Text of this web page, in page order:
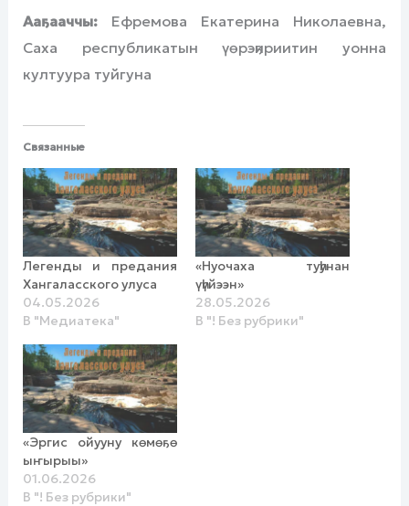
Ааҕааччы:Ефремова Екатерина Николаевна,
Cаха республикатын үөрэҕириитин уонна
култуура туйгуна
Связанные
Легенды и предания
Хангаласского улуса
04.05.2026
В "Медиатека"
«Нуочаха туһунан
үһүйээн»
28.05.2026
В "! Без рубрики"
«Эргис ойууну көмөҕө
ыҥырыы»
01.06.2026
В "! Без рубрики"